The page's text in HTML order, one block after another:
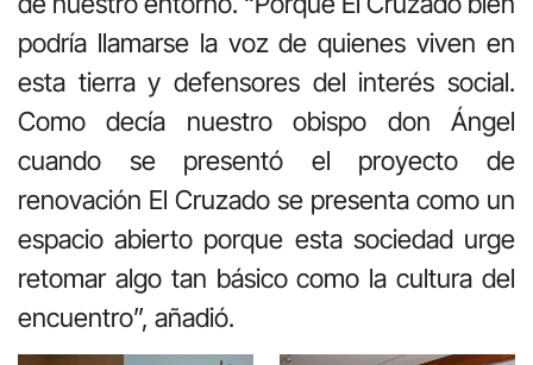
podría llamarse la voz de quienes viven en
esta tierra y defensores del interés social.
Como decía nuestro obispo don Ángel
cuando se presentó el proyecto de
renovación El Cruzado se presenta como un
espacio abierto porque esta sociedad urge
retomar algo tan básico como la cultura del
encuentro”, añadió.